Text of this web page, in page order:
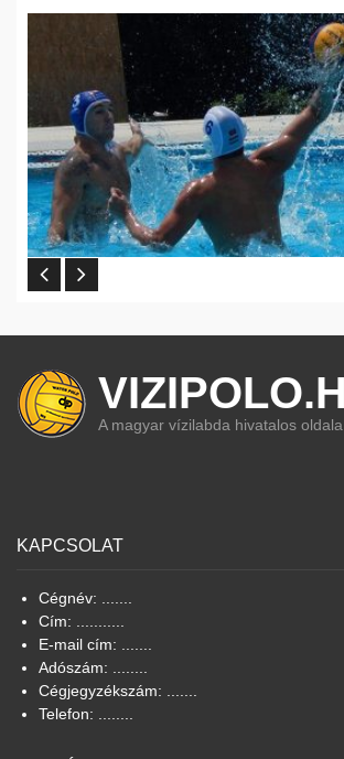
A magyar vízilabda hivatalos oldala
KAPCSOLAT
Cégnév: .......
Cím: ...........
E-mail cím: .......
Adószám: ........
Cégjegyzékszám: .......
Telefon: ........